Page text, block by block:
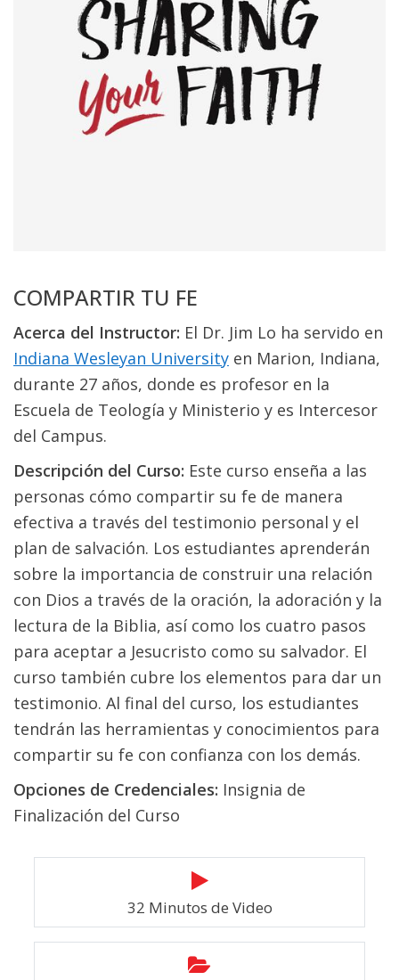
COMPARTIR TU FE
Acerca del Instructor: El Dr. Jim Lo ha servido en
Indiana Wesleyan University en Marion, Indiana,
durante 27 años, donde es profesor en la
Escuela de Teología y Ministerio y es Intercesor
del Campus.
Descripción del Curso: Este curso enseña a las
personas cómo compartir su fe de manera
efectiva a través del testimonio personal y el
plan de salvación. Los estudiantes aprenderán
sobre la importancia de construir una relación
con Dios a través de la oración, la adoración y la
lectura de la Biblia, así como los cuatro pasos
para aceptar a Jesucristo como su salvador. El
curso también cubre los elementos para dar un
testimonio. Al final del curso, los estudiantes
tendrán las herramientas y conocimientos para
compartir su fe con confianza con los demás.
Opciones de Credenciales: Insignia de
Finalización del Curso
32 Minutos de Video